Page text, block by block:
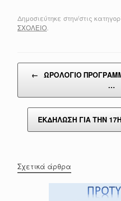
Δημοσιεύτηκε στην/στις
ΣΧΟΛΕΙΟ.
Post navigation
← ΩΡΟΛΟΓΙΟ
…
ΕΚΔΗΛΩΣΗ ΓΙΑ ΤΗΝ
Σχετικά άρθρα